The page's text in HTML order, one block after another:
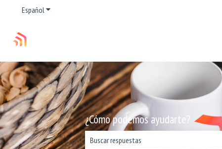
Español Traducciones de Mostrar submenú de
¿Cómo podemos ayudarte?